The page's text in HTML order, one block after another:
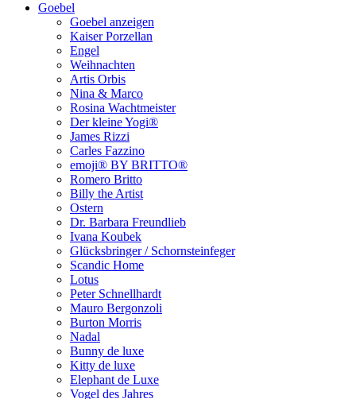
Goebel
Goebel anzeigen
Kaiser Porzellan
Engel
Weihnachten
Artis Orbis
Nina & Marco
Rosina Wachtmeister
Der kleine Yogi®
James Rizzi
Carles Fazzino
emoji® BY BRITTO®
Romero Britto
Billy the Artist
Ostern
Dr. Barbara Freundlieb
Ivana Koubek
Glücksbringer / Schornsteinfeger
Scandic Home
Lotus
Peter Schnellhardt
Mauro Bergonzoli
Burton Morris
Nadal
Bunny de luxe
Kitty de luxe
Elephant de Luxe
Vogel des Jahres